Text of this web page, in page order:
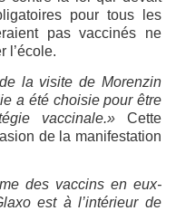
pour tous les
pas vaccinés ne
l’école.
la visite de Morenzin
a été choisie pour être
vaccinale.» Cette
de la manifestation
des vaccins en eux-
est à l’intérieur de